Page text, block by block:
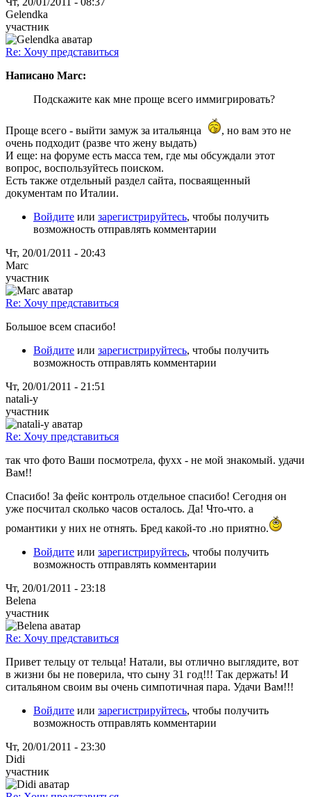
Gelendka
участник
Re: Хочу представиться
Написано Marc:
Подскажите как мне проще всего иммигрировать?
Проще всего - выйти замуж за итальянца
, но вам это не
очень подходит (разве что жену выдать)
И еще: на форуме есть масса тем, где мы обсуждали этот
вопрос, воспользуйтесь поиском.
Есть также отдельный раздел сайта, посваященный
документам по Италии.
Войдите или зарегистрируйтесь, чтобы получить
возможность отправлять комментарии
Чт, 20/01/2011 - 20:43
Marc
участник
Re: Хочу представиться
Большое всем спасибо!
Войдите или зарегистрируйтесь, чтобы получить
возможность отправлять комментарии
Чт, 20/01/2011 - 21:51
natali-y
участник
Re: Хочу представиться
так что фото Ваши посмотрела, фухх - не мой знакомый. удачи
Вам!!
Спасибо! За фейс контроль отдельное спасибо! Сегодня он
уже посчитал сколько часов осталось. Да! Что-что. а
романтики у них не отнять. Бред какой-то .но приятно.
Войдите или зарегистрируйтесь, чтобы получить
возможность отправлять комментарии
Чт, 20/01/2011 - 23:18
Belena
участник
Re: Хочу представиться
Привет тельцу от тельца! Натали, вы отлично выглядите, вот
в жизни бы не поверила, что сыну 31 год!!! Так держать! И
ситальяном своим вы очень симпотичная пара. Удачи Вам!!!
Войдите или зарегистрируйтесь, чтобы получить
возможность отправлять комментарии
Чт, 20/01/2011 - 23:30
Didi
участник